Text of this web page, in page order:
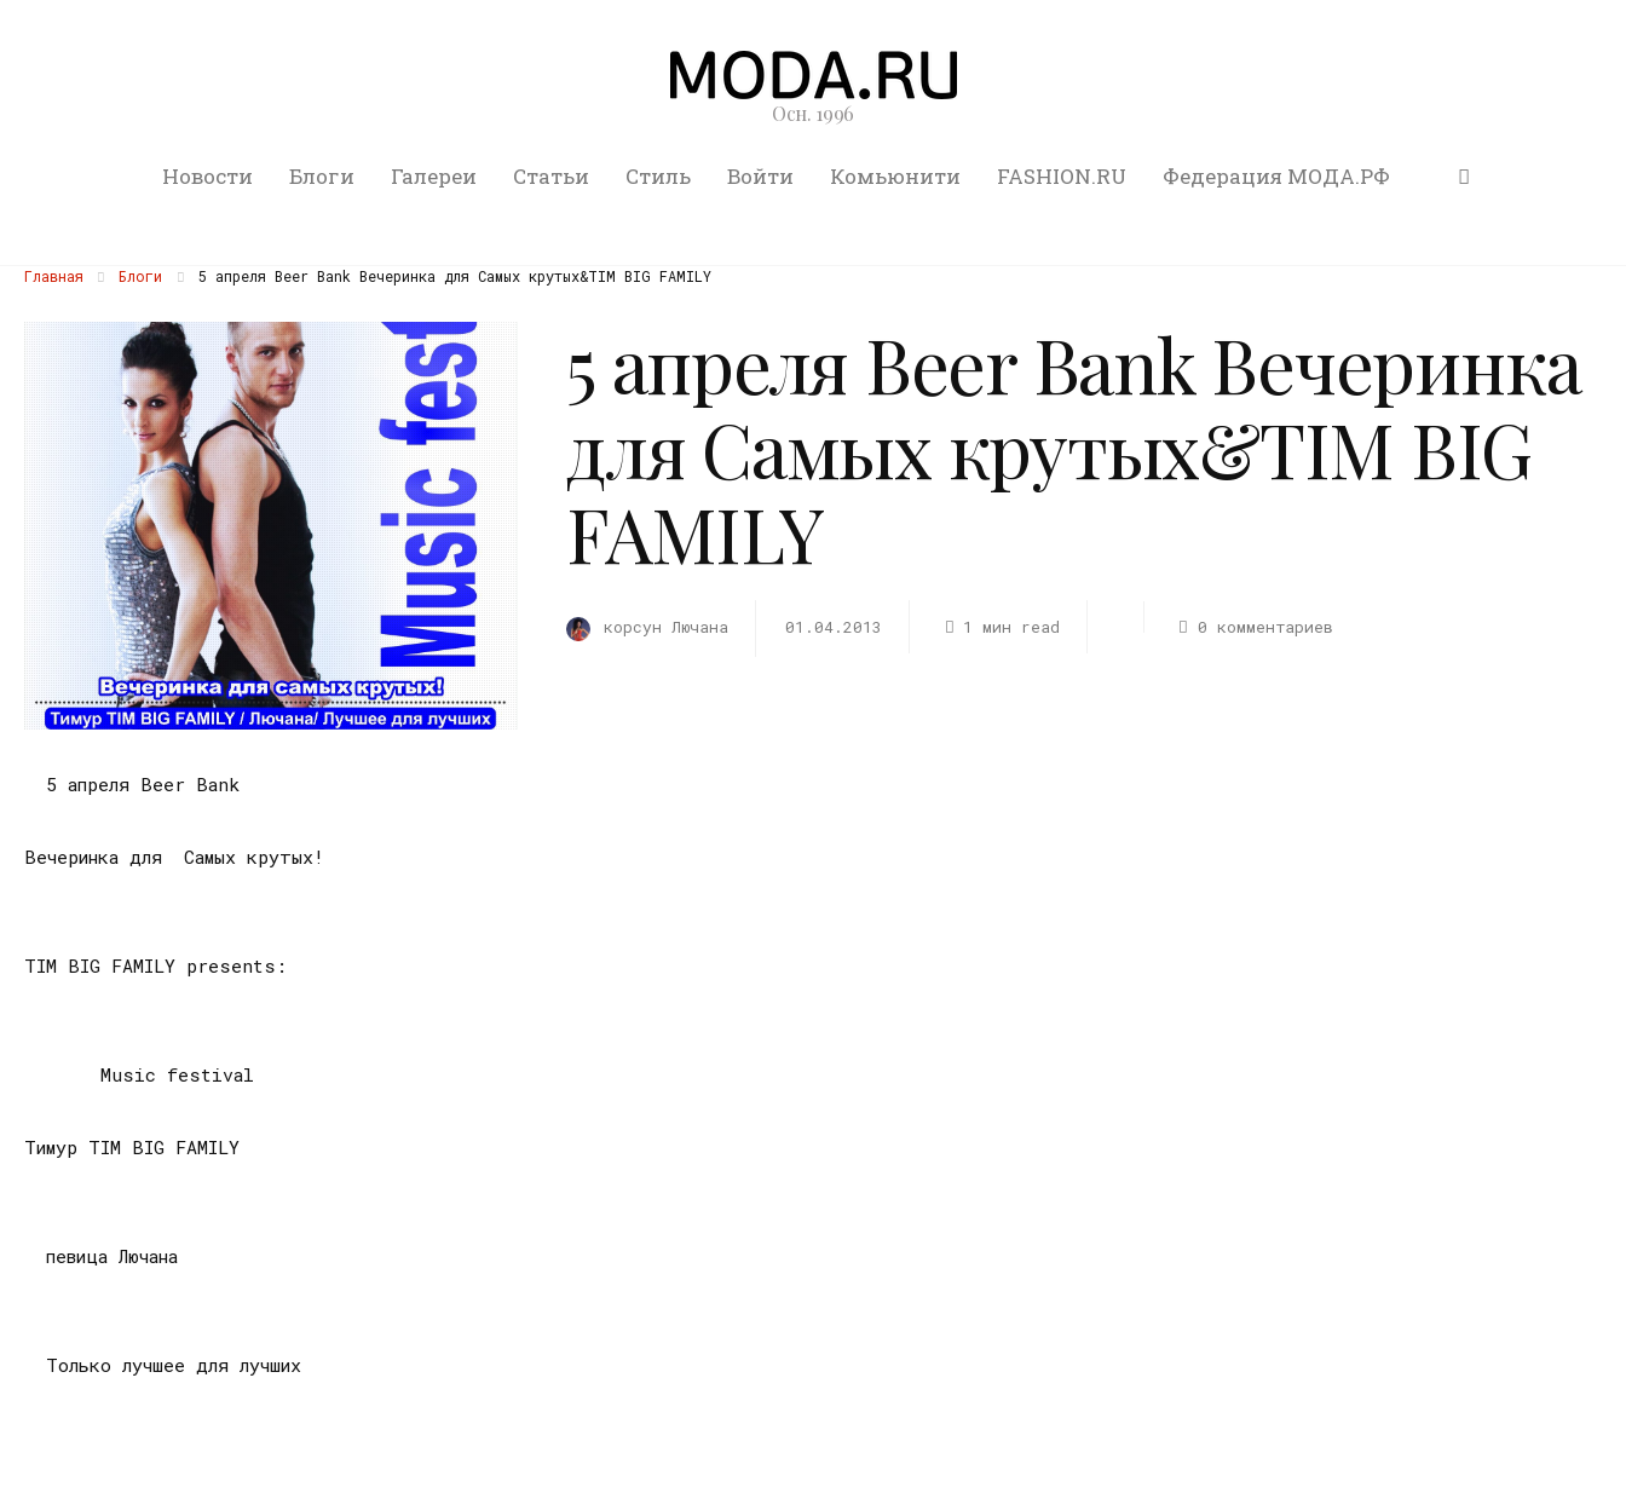
Осн. 1996
Новости Блоги Галереи Статьи Стиль Войти Комьюнити FASHION.RU Федерация МОДА.РФ
Главная Блоги 5 апреля Beer Bank Вечеринка для Самых крутых&TIM BIG FAMILY
5 апреля Beer Bank Вечеринка
для Самых крутых&TIM BIG
FAMILY
корсун Лючана 01.04.2013 1 мин read 0 комментариев
5 апреля Beer Bank
Вечеринка для Самых крутых!
TIM BIG FAMILY presents:
Music festival
Тимур TIM BIG FAMILY
певица Лючана
Только лучшее для лучших